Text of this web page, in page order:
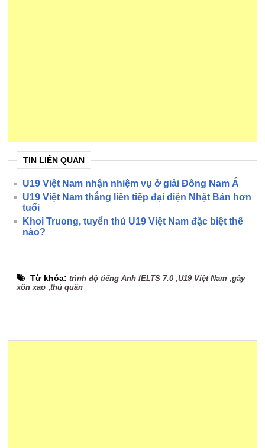
TIN LIÊN QUAN
U19 Việt Nam nhận nhiệm vụ ở giải Đông Nam Á
U19 Việt Nam thắng liên tiếp đại diện Nhật Bản hơn
tuổi
Khoi Truong, tuyển thủ U19 Việt Nam đặc biệt thế
nào?
Từ khóa:trình độ tiếng Anh IELTS 7.0 ,U19 Việt Nam ,gây
xôn xao ,thủ quân